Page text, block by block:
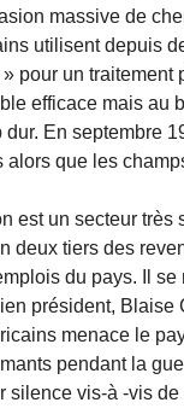
massive de
utilisent depuis
pour un
efficace mais au
En septembre
que les
est un secteur
deux tiers des
du pays. Il
président,
menace le
pendant la
silence vis-à -vis de